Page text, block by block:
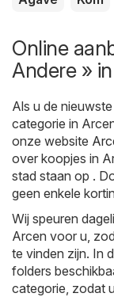
Online
Andere »
Als u de
categorie in
onze website
over koopjes in
stad staan op .
geen enkele
Wij speuren
Arcen voor u,
te vinden zijn. In
folders
categorie, zodat